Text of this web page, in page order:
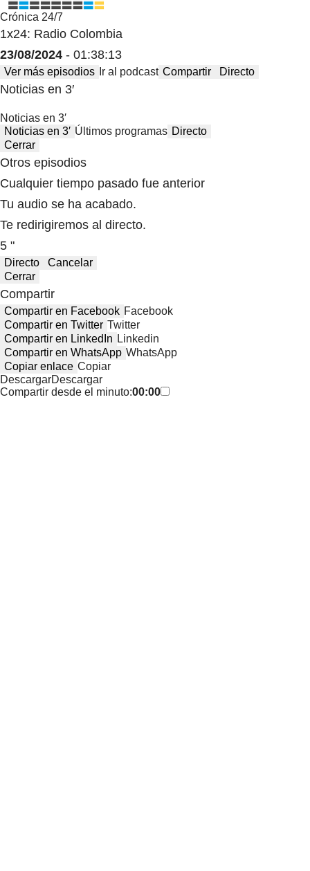
Crónica 24/7
1x24: Radio Colombia
23/08/2024 - 01:38:13
Ver más episodios Ir al podcast Compartir Directo
Noticias en 3′
Noticias en 3′
Noticias en 3′ Últimos programas Directo
Cerrar
Otros episodios
Cualquier tiempo pasado fue anterior
Tu audio se ha acabado.
Te redirigiremos al directo.
5 "
Directo
Cancelar
Cerrar
Compartir
Compartir en Facebook Facebook
Compartir en Twitter Twitter
Compartir en LinkedIn Linkedin
Compartir en WhatsApp WhatsApp
Copiar enlace Copiar
DescargarDescargar
Compartir desde el minuto:00:00